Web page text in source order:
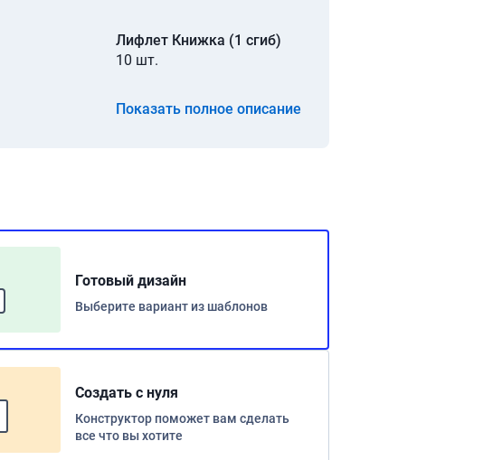
Лифлет Книжка (1 сгиб)
10 шт.
Показать полное описание
Готовый дизайн
Выберите вариант из шаблонов
Создать с нуля
Конструктор поможет вам сделать
все что вы хотите